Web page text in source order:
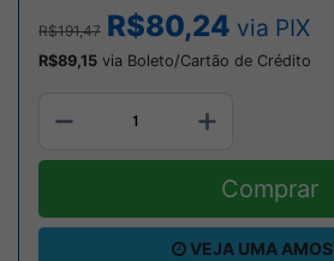
R$191,47 R$80,24 via PIX
R$89,15 via Boleto/Cartão de Crédito
Comprar
VEJA UMA